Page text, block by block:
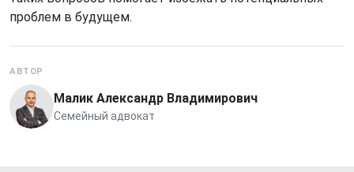
проблем в будущем.
АВТОР
Малик Александр Владимирович
Семейный адвокат